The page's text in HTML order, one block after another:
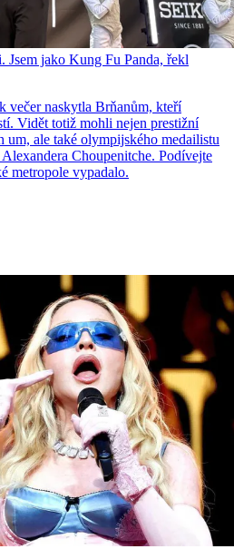
Jsem jako Kung Fu Panda, řekl
večer naskytla Brňanům, kteří
Vidět totiž mohli nejen prestižní
um, ale také olympijského medailistu
Choupenitche. Podívejte
metropole vypadalo.